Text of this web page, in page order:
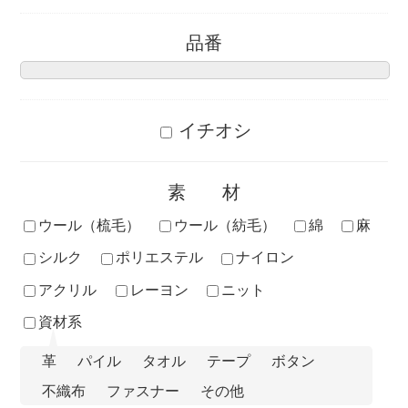
品番
イチオシ
素材
ウール（梳毛） ウール（紡毛） 綿
麻
シルク
ポリエステル
ナイロン
アクリル
レーヨン
ニット
資材系
革 パイル タオル テープ
ボタン
不織布
ファスナー その他